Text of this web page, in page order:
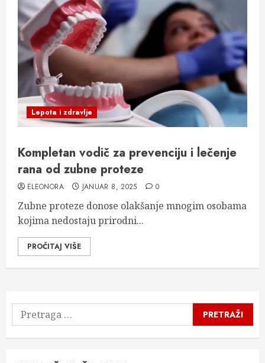
Lepota i zdravlje
Kompletan vodič za prevenciju i lečenje
rana od zubne proteze
ELEONORA JANUAR 8, 2025 0
Zubne proteze donose olakšanje mnogim osobama
kojima nedostaju prirodni...
PROČITAJ VIŠE
Pretraga
za: